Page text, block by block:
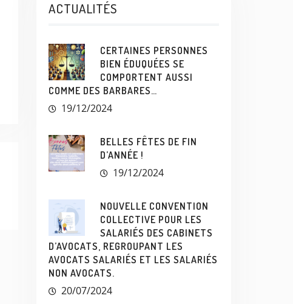
ACTUALITÉS
CERTAINES PERSONNES
BIEN ÉDUQUÉES SE
COMPORTENT AUSSI
COMME DES BARBARES…
19/12/2024
BELLES FÊTES DE FIN
D’ANNÉE !
19/12/2024
NOUVELLE CONVENTION
COLLECTIVE POUR LES
SALARIÉS DES CABINETS
D’AVOCATS, REGROUPANT LES
AVOCATS SALARIÉS ET LES SALARIÉS
NON AVOCATS.
20/07/2024